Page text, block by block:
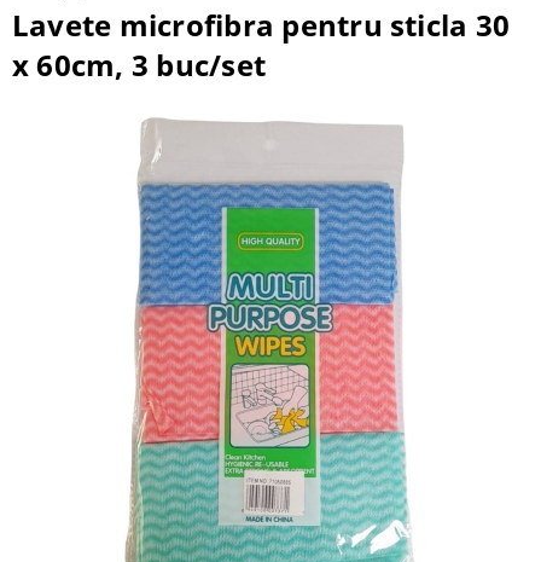
Lavete microfibra pentru sticla 30
x 60cm, 3 buc/set